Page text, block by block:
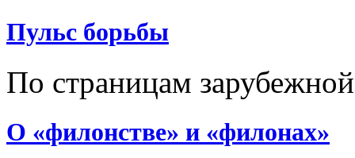
Пульс борьбы
По страницам
О «филонстве» и «филонах»